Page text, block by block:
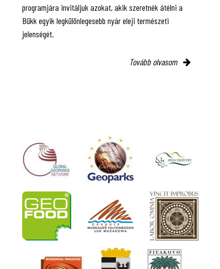
programjára invitáljuk azokat, akik szeretnék átélni a
Bükk egyik legkülönlegesebb nyár eleji természeti
jelenségét.
Tovább olvasom